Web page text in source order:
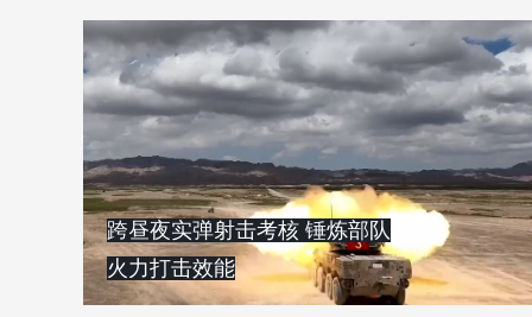
跨昼夜实弹射击考核 锤炼部队
火力打击效能